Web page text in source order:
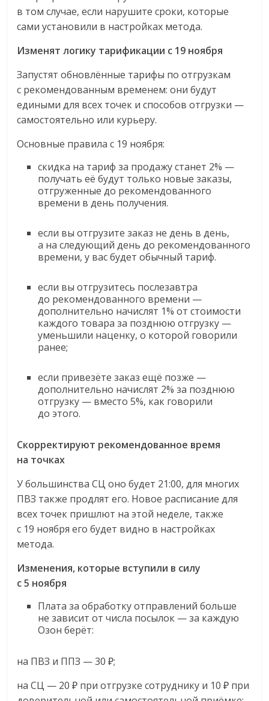
в том случае, если нарушите сроки, которые
сами установили в настройках метода.
Изменят логику тарификации с 19 ноября
Запустят обновлённые тарифы по отгрузкам
с рекомендованным временем: они будут
едиными для всех точек и способов отгрузки —
самостоятельно или курьеру.
Основные правила с 19 ноября:
скидка на тариф за продажу станет 2% —
получать её будут только новые заказы,
отгруженные до рекомендованного
времени в день получения.
если вы отгрузите заказ не день в день,
а на следующий день до рекомендованного
времени, у вас будет обычный тариф.
если вы отгрузитесь послезавтра
до рекомендованного времени —
дополнительно начислят 1% от стоимости
каждого товара за позднюю отгрузку —
уменьшили наценку, о которой говорили
ранее;
если привезёте заказ ещё позже —
дополнительно начислят 2% за позднюю
отгрузку — вместо 5%, как говорили
до этого.
Скорректируют рекомендованное время
на точках
У большинства СЦ оно будет 21:00, для многих
ПВЗ также продлят его. Новое расписание для
всех точек пришлют на этой неделе, также
с 19 ноября его будет видно в настройках
метода.
Изменения, которые вступили в силу
с 5 ноября
Плата за обработку отправлений больше
не зависит от числа посылок — за каждую
Озон берёт:
на ПВЗ и ППЗ — 30 ₽;
на СЦ — 20 ₽ при отгрузке сотруднику и 10 ₽ при